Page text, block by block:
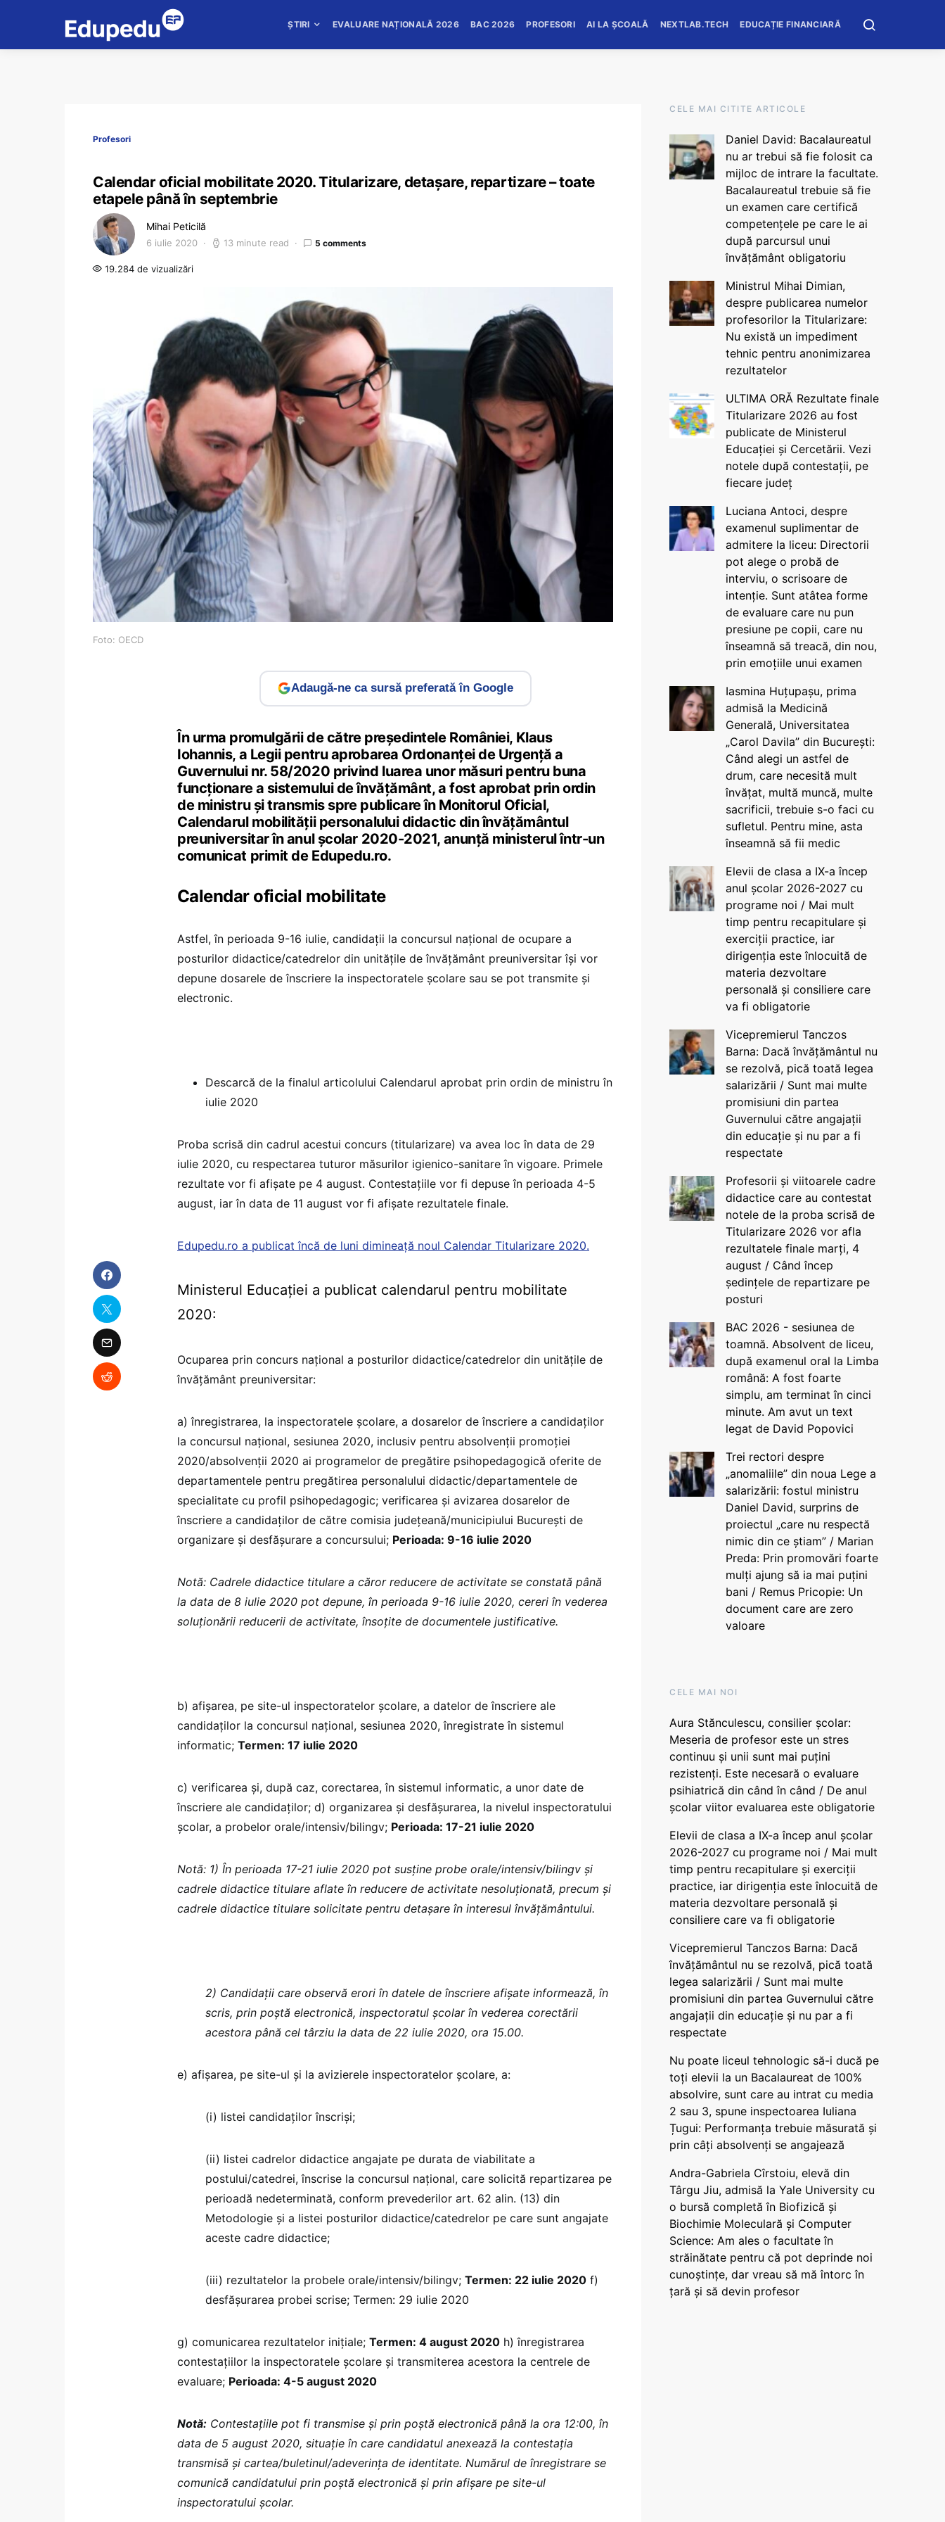
ȘTIRI EVALUARE NAȚIONALĂ 2026 BAC 2026 PROFESORI AI LA ȘCOALĂ NEXTLAB.TECH EDUCAȚIE FINANCIARĂ
Profesori
Calendar oficial mobilitate 2020. Titularizare, detașare, repartizare – toate
etapele până în septembrie
Mihai Peticilă
6 iulie 2020 13 minute read 5 comments
19.284 de vizualizări
Foto: OECD
Adaugă-ne ca sursă preferată în Google
În urma promulgării de către președintele României, Klaus
Iohannis, a Legii pentru aprobarea Ordonanței de Urgență a
Guvernului nr. 58/2020 privind luarea unor măsuri pentru buna
funcționare a sistemului de învățământ, a fost aprobat prin ordin
de ministru și transmis spre publicare în Monitorul Oficial,
Calendarul mobilității personalului didactic din învățământul
preuniversitar în anul școlar 2020-2021, anunță ministerul într-un
comunicat primit de Edupedu.ro.
Calendar oficial mobilitate
Astfel, în perioada 9-16 iulie, candidații la concursul național de ocupare a
posturilor didactice/catedrelor din unitățile de învățământ preuniversitar își vor
depune dosarele de înscriere la inspectoratele școlare sau se pot transmite și
electronic.
Descarcă de la finalul articolului Calendarul aprobat prin ordin de ministru în
iulie 2020
Proba scrisă din cadrul acestui concurs (titularizare) va avea loc în data de 29
iulie 2020, cu respectarea tuturor măsurilor igienico-sanitare în vigoare. Primele
rezultate vor fi afișate pe 4 august. Contestațiile vor fi depuse în perioada 4-5
august, iar în data de 11 august vor fi afișate rezultatele finale.
Edupedu.ro a publicat încă de luni dimineață noul Calendar Titularizare 2020.
Ministerul Educației a publicat calendarul pentru mobilitate
2020:
Ocuparea prin concurs național a posturilor didactice/catedrelor din unităţile de
învățământ preuniversitar:
a) înregistrarea, la inspectoratele școlare, a dosarelor de înscriere a candidaților
la concursul naţional, sesiunea 2020, inclusiv pentru absolvenții promoției
2020/absolvenții 2020 ai programelor de pregătire psihopedagogică oferite de
departamentele pentru pregătirea personalului didactic/departamentele de
specialitate cu profil psihopedagogic; verificarea și avizarea dosarelor de
înscriere a candidaților de către comisia județeană/municipiului București de
organizare și desfășurare a concursului; Perioada: 9-16 iulie 2020
Notă: Cadrele didactice titulare a căror reducere de activitate se constată până
la data de 8 iulie 2020 pot depune, în perioada 9-16 iulie 2020, cereri în vederea
soluţionării reducerii de activitate, însoţite de documentele justificative.
b) afișarea, pe site-ul inspectoratelor școlare, a datelor de înscriere ale
candidaților la concursul naţional, sesiunea 2020, înregistrate în sistemul
informatic; Termen: 17 iulie 2020
c) verificarea şi, după caz, corectarea, în sistemul informatic, a unor date de
înscriere ale candidaţilor; d) organizarea și desfășurarea, la nivelul inspectoratului
școlar, a probelor orale/intensiv/bilingv; Perioada: 17-21 iulie 2020
Notă: 1) În perioada 17-21 iulie 2020 pot susține probe orale/intensiv/bilingv și
cadrele didactice titulare aflate în reducere de activitate nesoluționată, precum și
cadrele didactice titulare solicitate pentru detașare în interesul învățământului.
2) Candidații care observă erori în datele de înscriere afișate informează, în
scris, prin poștă electronică, inspectoratul școlar în vederea corectării
acestora până cel târziu la data de 22 iulie 2020, ora 15.00.
e) afișarea, pe site-ul și la avizierele inspectoratelor școlare, a:
(i) listei candidaților înscriși;
(ii) listei cadrelor didactice angajate pe durata de viabilitate a
postului/catedrei, înscrise la concursul național, care solicită repartizarea pe
perioadă nedeterminată, conform prevederilor art. 62 alin. (13) din
Metodologie şi a listei posturilor didactice/catedrelor pe care sunt angajate
aceste cadre didactice;
(iii) rezultatelor la probele orale/intensiv/bilingv; Termen: 22 iulie 2020 f)
desfășurarea probei scrise; Termen: 29 iulie 2020
g) comunicarea rezultatelor inițiale; Termen: 4 august 2020 h) înregistrarea
contestațiilor la inspectoratele școlare și transmiterea acestora la centrele de
evaluare; Perioada: 4-5 august 2020
Notă: Contestațiile pot fi transmise și prin poștă electronică până la ora 12:00, în
data de 5 august 2020, situație în care candidatul anexează la contestația
transmisă și cartea/buletinul/adeverința de identitate. Numărul de înregistrare se
comunică candidatului prin poștă electronică și prin afișare pe site-ul
inspectoratului școlar.
CELE MAI CITITE ARTICOLE
Daniel David: Bacalaureatul
nu ar trebui să fie folosit ca
mijloc de intrare la facultate.
Bacalaureatul trebuie să fie
un examen care certifică
competențele pe care le ai
după parcursul unui
învățământ obligatoriu
Ministrul Mihai Dimian,
despre publicarea numelor
profesorilor la Titularizare:
Nu există un impediment
tehnic pentru anonimizarea
rezultatelor
ULTIMA ORĂ Rezultate finale
Titularizare 2026 au fost
publicate de Ministerul
Educației și Cercetării. Vezi
notele după contestații, pe
fiecare județ
Luciana Antoci, despre
examenul suplimentar de
admitere la liceu: Directorii
pot alege o probă de
interviu, o scrisoare de
intenție. Sunt atâtea forme
de evaluare care nu pun
presiune pe copii, care nu
înseamnă să treacă, din nou,
prin emoțiile unui examen
Iasmina Huțupașu, prima
admisă la Medicină
Generală, Universitatea
„Carol Davila” din București:
Când alegi un astfel de
drum, care necesită mult
învățat, multă muncă, multe
sacrificii, trebuie s-o faci cu
sufletul. Pentru mine, asta
înseamnă să fii medic
Elevii de clasa a IX-a încep
anul școlar 2026-2027 cu
programe noi / Mai mult
timp pentru recapitulare și
exerciții practice, iar
dirigenția este înlocuită de
materia dezvoltare
personală și consiliere care
va fi obligatorie
Vicepremierul Tanczos
Barna: Dacă învățământul nu
se rezolvă, pică toată legea
salarizării / Sunt mai multe
promisiuni din partea
Guvernului către angajații
din educație și nu par a fi
respectate
Profesorii și viitoarele cadre
didactice care au contestat
notele de la proba scrisă de
Titularizare 2026 vor afla
rezultatele finale marți, 4
august / Când încep
ședințele de repartizare pe
posturi
BAC 2026 - sesiunea de
toamnă. Absolvent de liceu,
după examenul oral la Limba
română: A fost foarte
simplu, am terminat în cinci
minute. Am avut un text
legat de David Popovici
Trei rectori despre
„anomaliile” din noua Lege a
salarizării: fostul ministru
Daniel David, surprins de
proiectul „care nu respectă
nimic din ce știam” / Marian
Preda: Prin promovări foarte
mulți ajung să ia mai puțini
bani / Remus Pricopie: Un
document care are zero
valoare
CELE MAI NOI
Aura Stănculescu, consilier școlar:
Meseria de profesor este un stres
continuu și unii sunt mai puțini
rezistenți. Este necesară o evaluare
psihiatrică din când în când / De anul
școlar viitor evaluarea este obligatorie
Elevii de clasa a IX-a încep anul școlar
2026-2027 cu programe noi / Mai mult
timp pentru recapitulare și exerciții
practice, iar dirigenția este înlocuită de
materia dezvoltare personală și
consiliere care va fi obligatorie
Vicepremierul Tanczos Barna: Dacă
învățământul nu se rezolvă, pică toată
legea salarizării / Sunt mai multe
promisiuni din partea Guvernului către
angajații din educație și nu par a fi
respectate
Nu poate liceul tehnologic să-i ducă pe
toți elevii la un Bacalaureat de 100%
absolvire, sunt care au intrat cu media
2 sau 3, spune inspectoarea Iuliana
Țugui: Performanța trebuie măsurată și
prin câți absolvenți se angajează
Andra-Gabriela Cîrstoiu, elevă din
Târgu Jiu, admisă la Yale University cu
o bursă completă în Biofizică și
Biochimie Moleculară și Computer
Science: Am ales o facultate în
străinătate pentru că pot deprinde noi
cunoștințe, dar vreau să mă întorc în
țară și să devin profesor